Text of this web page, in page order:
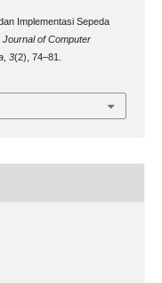
Implementasi Sepeda
Journal of Computer
, 3(2), 74–81.